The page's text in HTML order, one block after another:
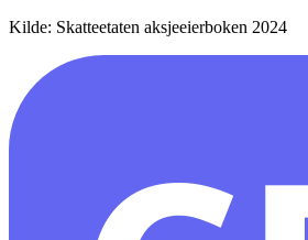
Kilde: Skatteetaten aksjeeierboken 2024